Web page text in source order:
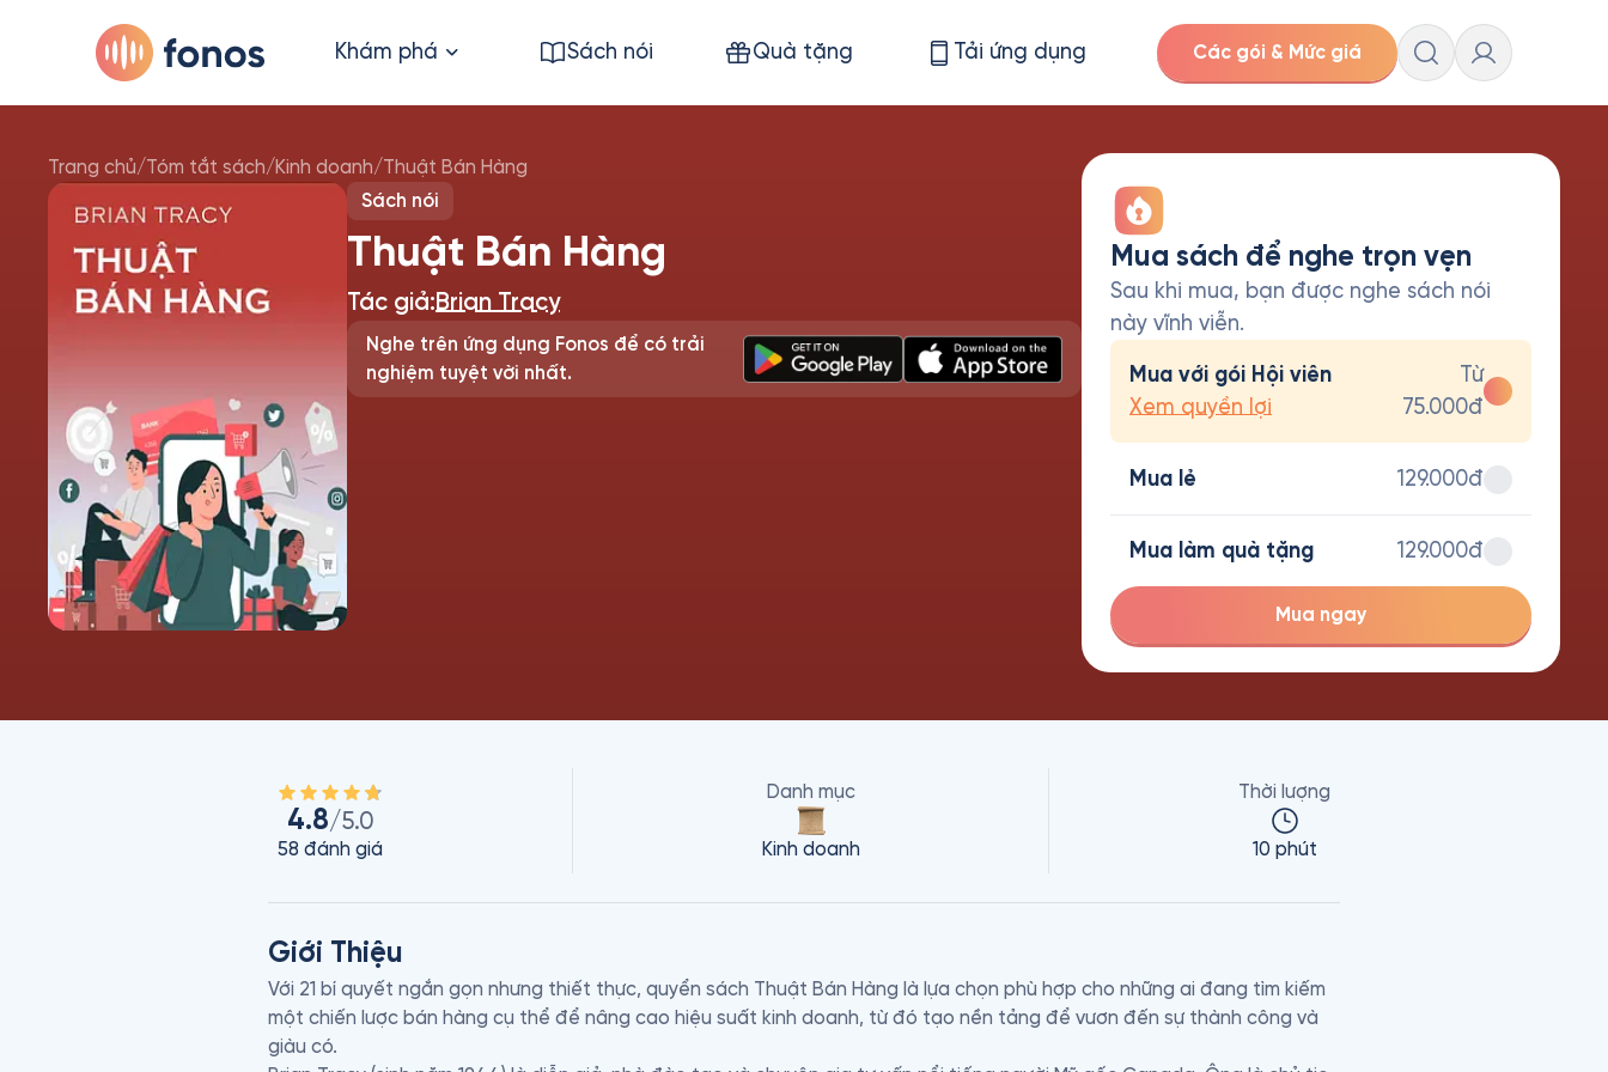
Khám phá Sách nói Quà tặng Tải ứng dụng Các gói & Mức giá
Trang chủ/Tóm tắt sách/Kinh doanh/Thuật Bán Hàng
Sách nói
Thuật Bán Hàng
Tác giả:Brian Tracy
Nghe trên ứng dụng Fonos để có trải
nghiệm tuyệt vời nhất.
Mua sách để nghe trọn vẹn
Sau khi mua, bạn được nghe sách nói
này vĩnh viễn.
Mua với gói Hội viên
Xem quyền lợi
Từ
75.000đ
Mua lẻ 129.000đ
Mua làm quà tặng 129.000đ
Mua ngay
4.8/5.0
58 đánh giá
Danh mục
Kinh doanh
Thời lượng
10 phút
Giới Thiệu
Với 21 bí quyết ngắn gọn nhưng thiết thực, quyển sách Thuật Bán Hàng là lựa chọn phù hợp cho những ai đang tìm kiếm
một chiến lược bán hàng cụ thể để nâng cao hiệu suất kinh doanh, từ đó tạo nền tảng để vươn đến sự thành công và
giàu có.